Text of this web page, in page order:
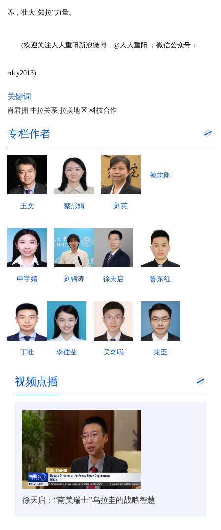
养，壮大“知拉”力量。
(欢迎关注人大重阳新浪微博：@人大重阳 ；微信公众号：
rdcy2013)
关键词
肖君拥 中拉关系 拉美地区 科技合作
专栏作者
王文 蔡彤娟 刘英
敦志刚
申宇婧 刘锦涛 徐天启 鲁东红
丁壮 李佳莹 吴奇聪 龙臣
视频点播
徐天启：“南美瑞士”乌拉圭的战略智慧